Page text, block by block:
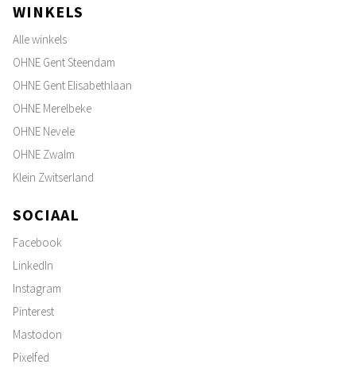
WINKELS
Alle winkels
OHNE Gent Steendam
OHNE Gent Elisabethlaan
OHNE Merelbeke
OHNE Nevele
OHNE Zwalm
Klein Zwitserland
SOCIAAL
Facebook
LinkedIn
Instagram
Pinterest
Mastodon
Pixelfed